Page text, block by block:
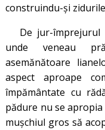
construindu-și
De jur-împrejurul
unde veneau
asemănătoare
aspect aproape
împământate cu
pădure nu se
mușchiul gros să